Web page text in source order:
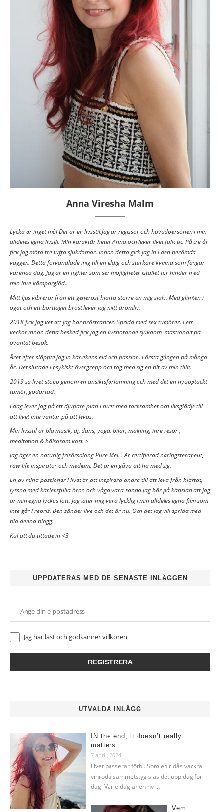
Anna Viresha Malm
Lycka är inget mål Det är en livsstil.Jag är regissör och huvudpersonen i min
alldeles egna livsfil. Min karaktär heter Anna och lever livet fullt ut. På tre år
fick jag möta tre tuffa sjukdomar. Innan detta gick jag in i den berömda
väggen. Detta förvandlade mig till en eldig och starkare kvinna som fångar
varenda dag. Jag är en fighter som ser möjligheter istället för hinder med
min inre kämparglöd..
Mitt ljus vibrerar från ett generöst hjärta större än mig själv. Med glimten i
ögat och ett borttaget bröst lever jag mitt drömliv.
2018 fick jag vet att jag har bröstcancer. Spridd med sex tumörer. Fem
veckor innan detta besked fick jag en livshotande sjukdom, mastiondit på
oväntat besök.
Året efter släppte jag in kärlekens eld och passion. Första gången på många
år. Det slutade i psykiskt övergrepp och tog med sig en bit av min tillit.
2019 sa livet stopp genom en ansiktsförlamning och med det en nyupptäckt
tumör, godartad.
I dag lever jag på ett djupare plan i nuet med tacksamhet och livsglädje till
att livet inte väntar på att levas.
Min livsstil är bla musik, dj, dans, yoga, bilar, målning, inre resor ,
meditation & hälsosam kost. >
Jag äger en naturlig frisörsalong Pure Mei. . Är certifierad näringsterapeut,
raw life inspiratör och medium. Det är en gåva att ha med sig.
En av mina passioner i livet är att inspirera andra till att leva från hjärtat,
lyssna med kärleksfulla öron och våga vara sanna.Jag bär på känslan att jag
är min egna lyckas lott. Jag låter mig vara lycklig i min alldeles egna film som
inte går i repris. Den sänder live och det är nu. Och det jag vill sprida med
bla denna blogg.
Kul att du tittade in <3
UPPDATERAS MED DE SENASTE INLÄGGEN
Jag har läst och godkännervillkoren
UTVALDA INLÄGG
IN the end, it doesn’t really
matters..
7 april, 2024
Livet passerar förbi. Som en ridås vackra
vinröda sammetstyg slås det upp dag för
dag. Varje dag är en ny …
Vem